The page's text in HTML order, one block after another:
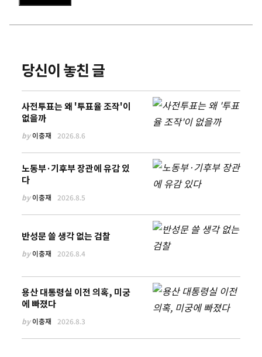
당신이 놓친 글
사전투표는 왜 '투표율 조작'이
없을까
by이충재 2026.8.6
노동부·기후부 장관에 유감 있
다
by이충재 2026.8.5
반성문 쓸 생각 없는 검찰
by이충재 2026.8.4
용산 대통령실 이전 의혹, 미궁
에 빠졌다
by이충재 2026.8.3